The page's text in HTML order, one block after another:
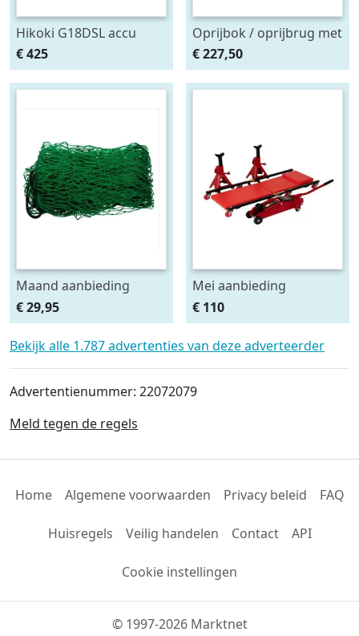
Hikoki G18DSL accu
haakse slijper (2x5Ah +
HSCII)
€ 425
Oprijbok / oprijbrug met
ingebouwde krik. set
2stuks
€ 227,50
Maand aanbieding
Afdeknet 4x2 mtr maas
4.5 x 4.5 cm
€ 29,95
Mei aanbieding
Monteursligkar+2 tons
krik + 2 assteunen
€ 110
Bekijk alle 1.787 advertenties van deze adverteerder
Advertentienummer: 22072079
Meld tegen de regels
Home Algemene voorwaarden Privacy beleid FAQ
Huisregels Veilig handelen Contact API
Cookie instellingen
© 1997-2026 Marktnet